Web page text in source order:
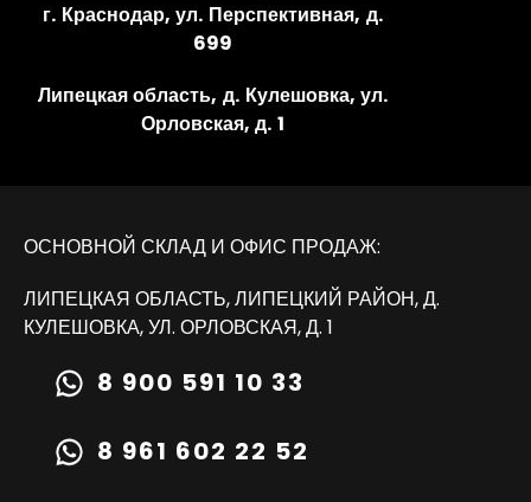
г. Краснодар, ул. Перспективная, д.
699
Липецкая область, д. Кулешовка, ул.
Орловская, д. 1
ОСНОВНОЙ СКЛАД И ОФИС ПРОДАЖ:
ЛИПЕЦКАЯ ОБЛАСТЬ, ЛИПЕЦКИЙ РАЙОН, Д.
КУЛЕШОВКА, УЛ. ОРЛОВСКАЯ, Д. 1
8 900 591 10 33
8 961 602 22 52